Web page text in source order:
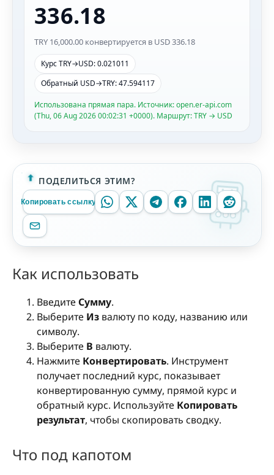
336.18
TRY 16,000.00 конвертируется в USD 336.18
Курс TRY→USD: 0.021011
Обратный USD→TRY: 47.594117
Использована прямая пара. Источник: open.er-api.com
(Thu, 06 Aug 2026 00:02:31 +0000). Маршрут: TRY → USD
ПОДЕЛИТЬСЯ ЭТИМ?
Копировать ссылку
Как использовать
Введите Сумму.
Выберите Из валюту по коду, названию или
символу.
Выберите В валюту.
Нажмите Конвертировать. Инструмент
получает последний курс, показывает
конвертированную сумму, прямой курс и
обратный курс. Используйте Копировать
результат, чтобы скопировать сводку.
Что под капотом